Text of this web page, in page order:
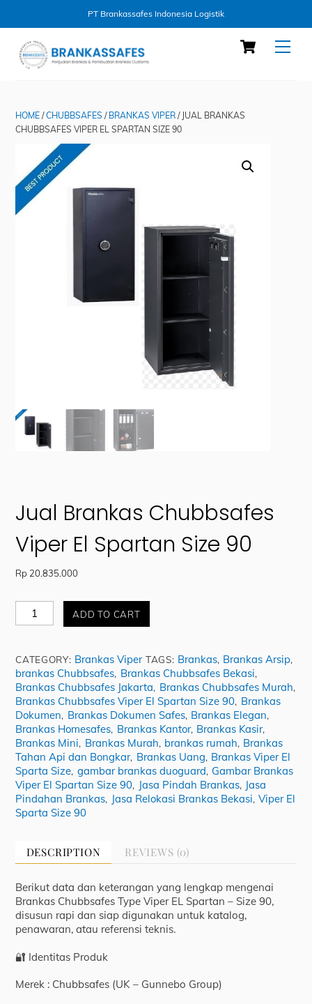
PT Brankassafes Indonesia Logistik
content
Cart
HOME /CHUBBSAFES / BRANKAS VIPER / JUAL BRANKAS
CHUBBSAFES VIPER EL SPARTAN SIZE 90
Jual Brankas Chubbsafes
Viper El Spartan Size 90
Rp 20.835.000
Jual
Brankas
El
Spartan
Size
90
quantity
ADD TO CART
CATEGORY: Brankas Viper TAGS: Brankas, Brankas Arsip,
brankas Chubbsafes, Brankas Chubbsafes Bekasi,
Brankas Chubbsafes Jakarta, Brankas Chubbsafes Murah,
Brankas Chubbsafes Viper El Spartan Size 90, Brankas
Dokumen, Brankas Dokumen Safes, Brankas Elegan,
Brankas Homesafes, Brankas Kantor, Brankas Kasir,
Brankas Mini, Brankas Murah, brankas rumah, Brankas
Tahan Api dan Bongkar, Brankas Uang, Brankas Viper El
Sparta Size, gambar brankas duoguard, Gambar Brankas
Viper El Spartan Size 90, Jasa Pindah Brankas, Jasa
Pindahan Brankas, Jasa Relokasi Brankas Bekasi,Viper El
Sparta Size 90
DESCRIPTION REVIEWS (0)
Berikut data dan keterangan yang lengkap mengenai
Brankas Chubbsafes Type Viper EL Spartan – Size 90,
disusun rapi dan siap digunakan untuk katalog,
penawaran, atau referensi teknis.
🔐 Identitas Produk
Merek : Chubbsafes (UK – Gunnebo Group)